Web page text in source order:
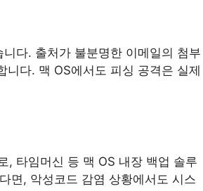
다. 출처가 불분명한 이메일의 첨부
다. 맥 OS에서도 피싱 공격은 실제
, 타임머신 등 맥 OS 내장 백업 솔루
면, 악성코드 감염 상황에서도 시스